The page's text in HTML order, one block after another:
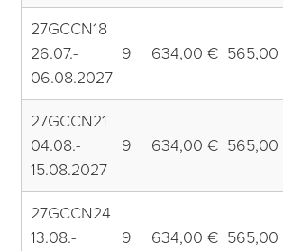
27GCCN18
26.07.-
06.08.2027
9 634,00 €
27GCCN21
04.08.-
15.08.2027
9 634,00 €
27GCCN24
13.08.-
9 634,00 €